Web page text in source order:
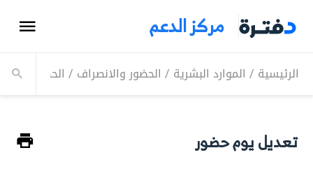
مركز الدعم
الرئيسية / الموارد البشرية / الحضور والانصراف / الحضور /
تعديل يوم حضور